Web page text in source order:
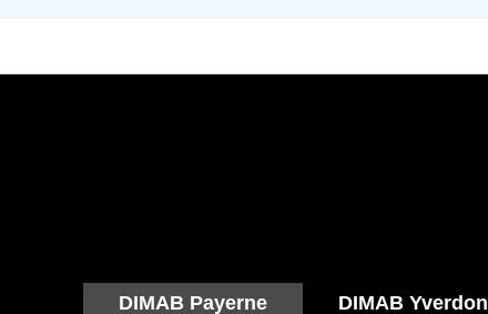
DIMAB Payerne
DIMAB Yverdon